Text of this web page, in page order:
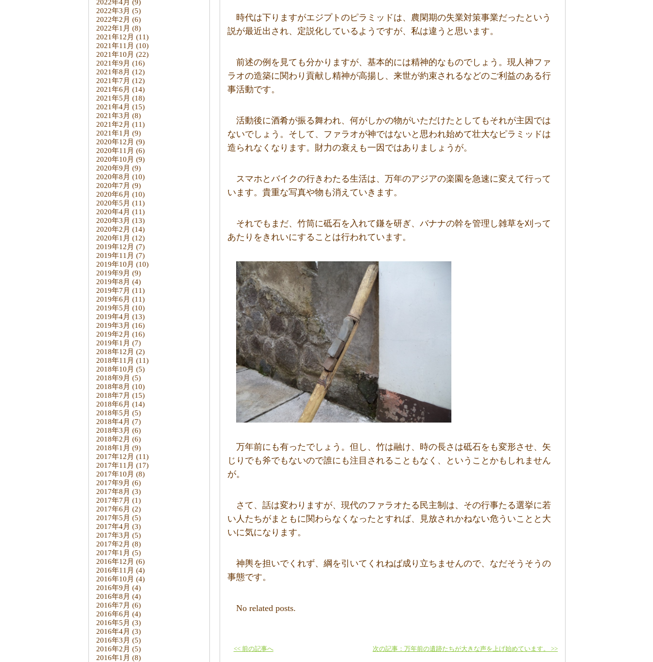
2022年4月 (9)
2022年3月 (5)
2022年2月 (6)
2022年1月 (8)
2021年12月 (11)
2021年11月 (10)
2021年10月 (22)
2021年9月 (16)
2021年8月 (12)
2021年7月 (12)
2021年6月 (14)
2021年5月 (18)
2021年4月 (15)
2021年3月 (8)
2021年2月 (11)
2021年1月 (9)
2020年12月 (9)
2020年11月 (6)
2020年10月 (9)
2020年9月 (9)
2020年8月 (10)
2020年7月 (9)
2020年6月 (10)
2020年5月 (11)
2020年4月 (11)
2020年3月 (13)
2020年2月 (14)
2020年1月 (12)
2019年12月 (7)
2019年11月 (7)
2019年10月 (10)
2019年9月 (9)
2019年8月 (4)
2019年7月 (11)
2019年6月 (11)
2019年5月 (10)
2019年4月 (13)
2019年3月 (16)
2019年2月 (16)
2019年1月 (7)
2018年12月 (2)
2018年11月 (11)
2018年10月 (5)
2018年9月 (5)
2018年8月 (10)
2018年7月 (15)
2018年6月 (14)
2018年5月 (5)
2018年4月 (7)
2018年3月 (6)
2018年2月 (6)
2018年1月 (9)
2017年12月 (11)
2017年11月 (17)
2017年10月 (8)
2017年9月 (6)
2017年8月 (3)
2017年7月 (1)
2017年6月 (2)
2017年5月 (5)
2017年4月 (3)
2017年3月 (5)
2017年2月 (8)
2017年1月 (5)
2016年12月 (6)
2016年11月 (4)
2016年10月 (4)
2016年9月 (4)
2016年8月 (4)
2016年7月 (6)
2016年6月 (4)
2016年5月 (3)
2016年4月 (3)
2016年3月 (5)
2016年2月 (5)
2016年1月 (8)
時代は下りますがエジプトのピラミッドは、農閑期の失業対策事業だったという
説が最近出され、定説化しているようですが、私は違うと思います。
前述の例を見ても分かりますが、基本的には精神的なものでしょう。現人神ファ
ラオの造築に関わり貢献し精神が高揚し、来世が約束されるなどのご利益のある行
事活動です。
活動後に酒肴が振る舞われ、何がしかの物がいただけたとしてもそれが主因では
ないでしょう。そして、ファラオが神ではないと思われ始めて壮大なピラミッドは
造られなくなります。財力の衰えも一因ではありましょうが。
スマホとバイクの行きわたる生活は、万年のアジアの楽園を急速に変えて行って
います。貴重な写真や物も消えていきます。
それでもまだ、竹筒に砥石を入れて鎌を研ぎ、バナナの幹を管理し雑草を刈って
あたりをきれいにすることは行われています。
万年前にも有ったでしょう。但し、竹は融け、時の長さは砥石をも変形させ、矢
じりでも斧でもないので誰にも注目されることもなく、ということかもしれません
が。
さて、話は変わりますが、現代のファラオたる民主制は、その行事たる選挙に若
い人たちがまともに関わらなくなったとすれば、見放されかねない危ういことと大
いに気になります。
神輿を担いでくれず、綱を引いてくれねば成り立ちませんので、なだそうそうの
事態です。
No related posts.
次の記事：万年前の遺跡たちが大きな声を上げ始めています。 >>
<< 前の記事へ